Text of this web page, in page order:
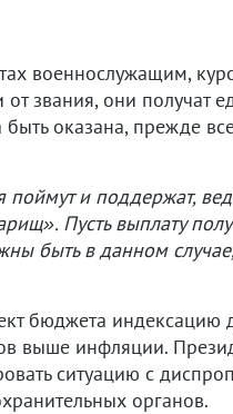
военнослужащим,
звания, они получат
оказана, прежде
и поддержат,
Пусть выплату
быть в данном
бюджета индексацию
выше инфляции.
ситуацию с
органов.